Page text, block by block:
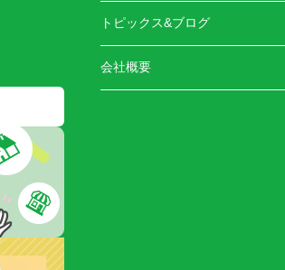
トピックス&ブログ
会社概要